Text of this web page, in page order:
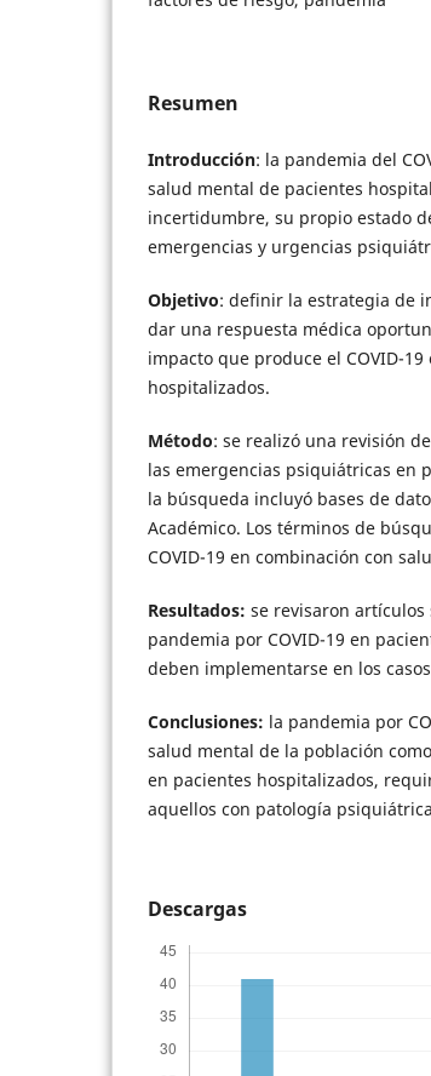
Resumen
Introducción: la pandemia del
salud mental de pacientes
incertidumbre, su propio estado
emergencias y urgencias
Objetivo: definir la estrategia de
dar una respuesta médica
impacto que produce el COVID-
hospitalizados.
Método: se realizó una revisión
las emergencias psiquiátricas en
la búsqueda incluyó bases de
Académico. Los términos de
COVID-19 en combinación con
Resultados: se revisaron
pandemia por COVID-19 en
deben implementarse en los
Conclusiones: la pandemia por
salud mental de la población
en pacientes hospitalizados,
aquellos con patología
Descargas